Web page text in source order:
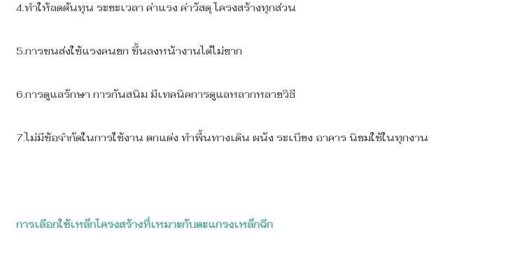
4.ทำให้ลดต้นทุน ระยะเวลา ค่าแรง ค่าวัสดุ โครงสร้างทุกส่วน
5.การขนส่งใช้แรงคนยก ขึ้นลงหน้างานได้ไม่ยาก
6.การดูแลรักษา การกันสนิม มีเทคนิคการดูแลหลากหลายวิธี
7.ไม่มีข้อจำกัดในการใช้งาน ตกแต่ง ทำพื้นทางเดิน ผนัง ระเบียง อาคาร นิยมใช้ในทุกงาน
การเลือกใช้เหล็กโครงสร้างที่เหมาะกับตะแกรงเหล็กฉีก